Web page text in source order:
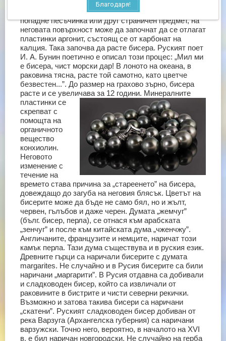
Благодаря!
Когато в мантийната плоскост на мекотелото
попадне песъчинка или друг страничен предмет, на
неговата повърхност може да започнат да се отлагат
пластинки аргонит, състоящ се от карбонат на
калция. Така започва да расте бисера. Руският поет
И. А. Бунин поетично е описал този процес: „Мил ми
е бисера, чист морски дар! В лоното на океана, в
раковина тясна, расте той самотно, като цветче
безвестен...”. До размер на грахово зърно, бисера
расте и се увеличава за 12 години. Минералните
пластинки се
скрепват с
помощта на
органичното
вещество
конхиолин.
Неговото
изменение с
течение на
времето става причина за „стареенето” на бисера,
довеждащо до загуба на неговия блясък. Цветът на
бисерите може да бъде не само бял, но и жълт,
червен, гълъбов и даже черен. Думата „жемчуг”
(бълг. бисер, перла), се отнася към арабската
„зенчуг” и после към китайската дума „чженчжу”.
Англичаните, французите и немците, наричат този
камък перла. Тази дума съществува и в руския език.
Древните гърци са наричали бисерите с думата
margarites. Не случайно и в Русия бисерите са били
наричани „маргарити”. В Русия отдавна са добивали
и сладководен бисер, който са извличали от
раковините в бистрите и чисти северни рекички.
Възможно и затова такива бисери са наричани
„скатени”. Руският сладководен бисер добиван от
река Варзуга (Архангелска губерния) са наричани
варзужски. Точно него, вероятно, в началото на ХVІ
в. е бил наричан новгородски. Не случайно на герба